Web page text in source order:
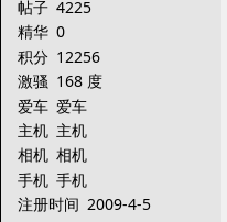
帖子 4225
精华 0
积分 12256
激骚 168 度
爱车 爱车
主机 主机
相机 相机
手机 手机
注册时间 2009-4-5